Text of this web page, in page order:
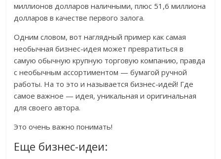
миллионов долларов наличными, плюс 51,6 миллиона
долларов в качестве первого залога.
Одним словом, вот наглядный пример как самая
необычная бизнес-идея может превратиться в
самую обычную крупную торговую компанию, правда
с необычным ассортиментом — бумагой ручной
работы. На то это и называется бизнес-идей! Где
самое важное — идея, уникальная и оригинальная
для своего автора.
Это очень важно понимать!
Еще бизнес-идеи: